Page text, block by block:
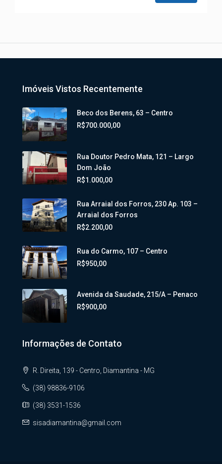
Imóveis Vistos Recentemente
Beco dos Berens, 63 – Centro
R$700.000,00
Rua Doutor Pedro Mata, 121 – Largo
Dom João
R$1.000,00
Rua Arraial dos Forros, 230 Ap. 103 –
Arraial dos Forros
R$2.200,00
Rua do Carmo, 107 – Centro
R$950,00
Avenida da Saudade, 215/A – Penaco
R$900,00
Informações de Contato
R. Direita, 139 - Centro, Diamantina - MG
(38) 98836-9106
(38) 3531-1536
sisadiamantina@gmail.com